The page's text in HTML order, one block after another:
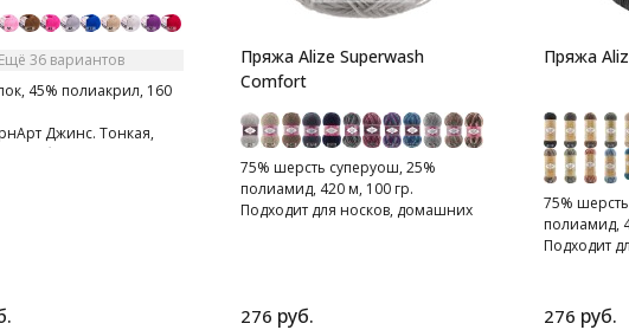
Ещё 36 вариантов
45% полиакрил, 160
Джинс. Тонкая,
бархатистая нитка.
Пряжа Alize Superwash
Comfort
75% шерсть суперуош, 25%
полиамид, 420 м, 100 гр.
Подходит для носков, домашних
276 руб.
Пряжа
75%
полиамид,
Подходит
276 руб.